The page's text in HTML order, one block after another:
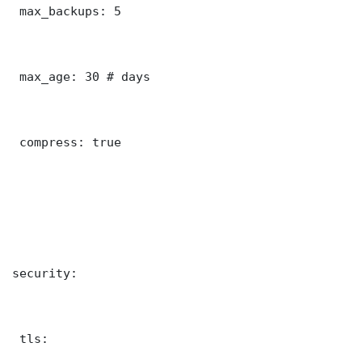
max_backups: 5
max_age: 30 # days
compress: true
security:
tls: